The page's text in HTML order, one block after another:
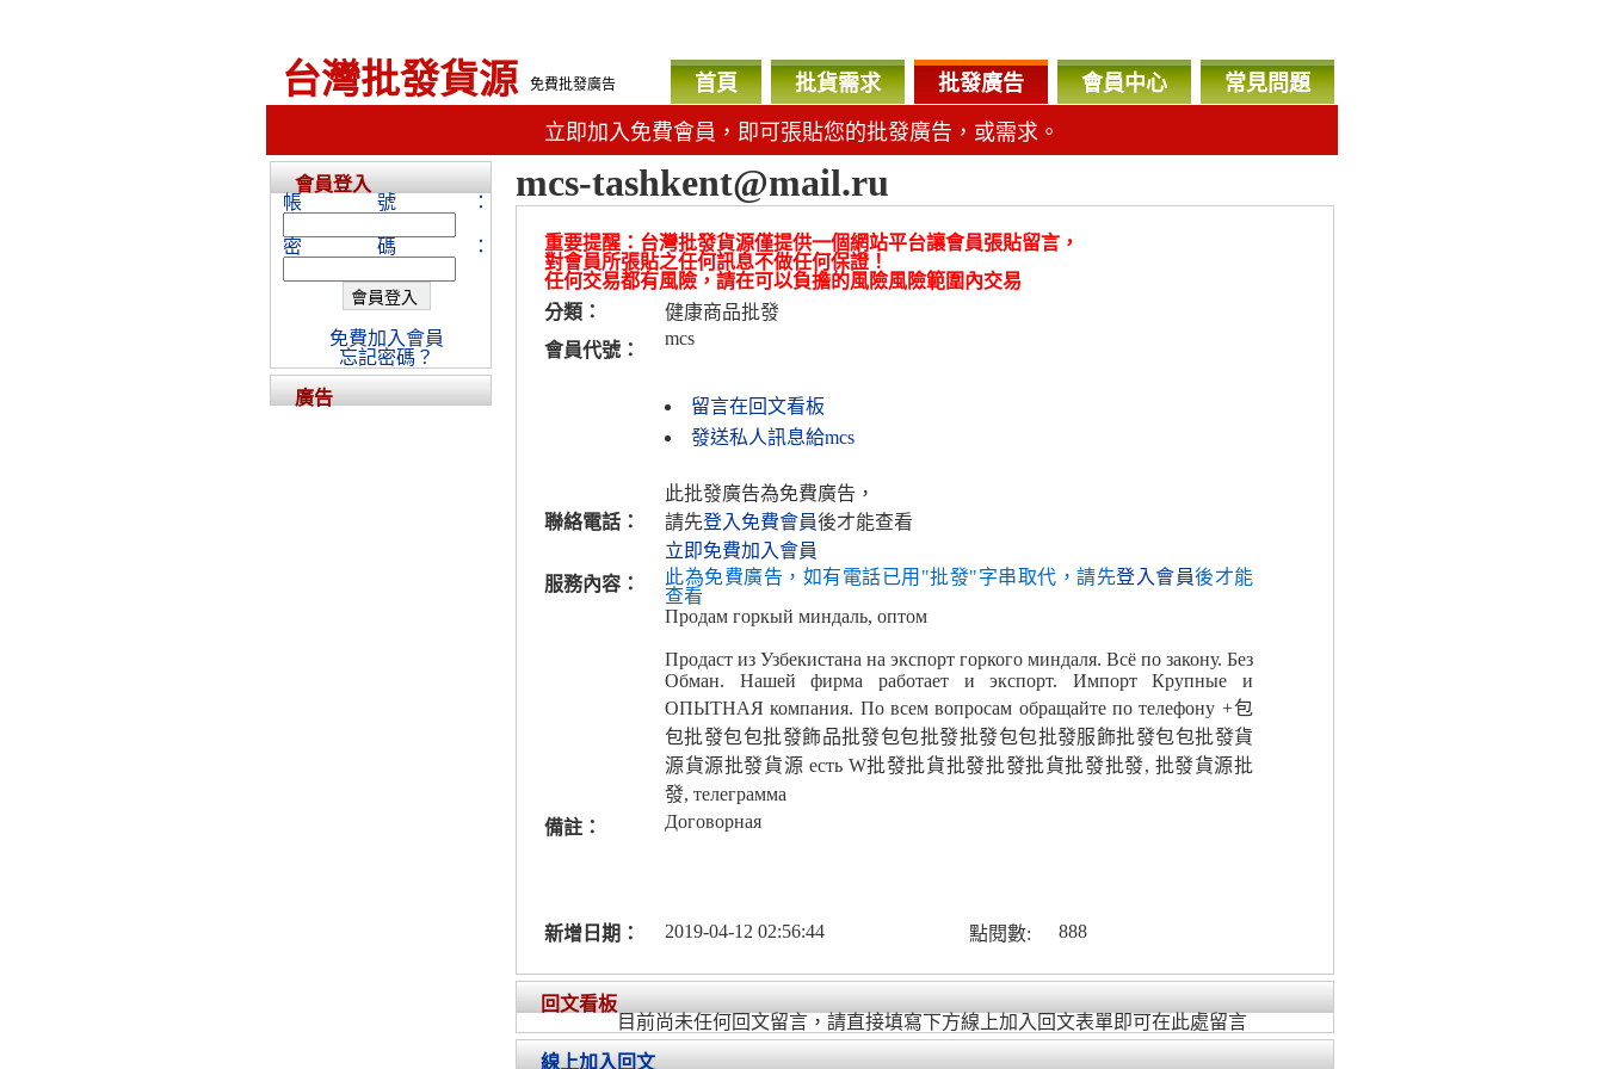
台灣批發貨源 免費批發廣告 首頁 批貨需求 批發廣告 會員中心 常見問題
立即加入免費會員，即可張貼您的批發廣告，或需求。
mcs-tashkent@mail.ru
重要提醒：台灣批發貨源僅提供一個網站平台讓會員張貼留言，
對會員所張貼之任何訊息不做任何保證！
任何交易都有風險，請在可以負擔的風險風險範圍內交易
分類：
健康商品批發
會員代號：
mcs
留言在回文看板
發送私人訊息給mcs
聯絡電話：
此批發廣告為免費廣告，
請先登入免費會員後才能查看
立即免費加入會員
服務內容：
此為免費廣告，如有電話已用"批發"字串取代，請先登入會員後才能
查看
Продам горкый миндаль, оптом
Продаст из Узбекистана на экспорт горкого миндаля. Всё по закону. Без
Обман. Нашей фирма работает и экспорт. Импорт Крупные и
ОПЫТНАЯ компания. По всем вопросам обращайте по телефону +包
包批發包包批發飾品批發包包批發批發包包批發服飾批發包包批發貨
源貨源批發貨源 есть W批發批貨批發批發批貨批發批發, 批發貨源批
發, телеграмма
備註：
Договорная
新增日期： 2019-04-12 02:56:44 點閱數: 888
回文看板
目前尚未任何回文留言，請直接填寫下方線上加入回文表單即可在此處留言
線上加入回文
會員登入
帳號：
密碼：
免費加入會員
忘記密碼？
廣告